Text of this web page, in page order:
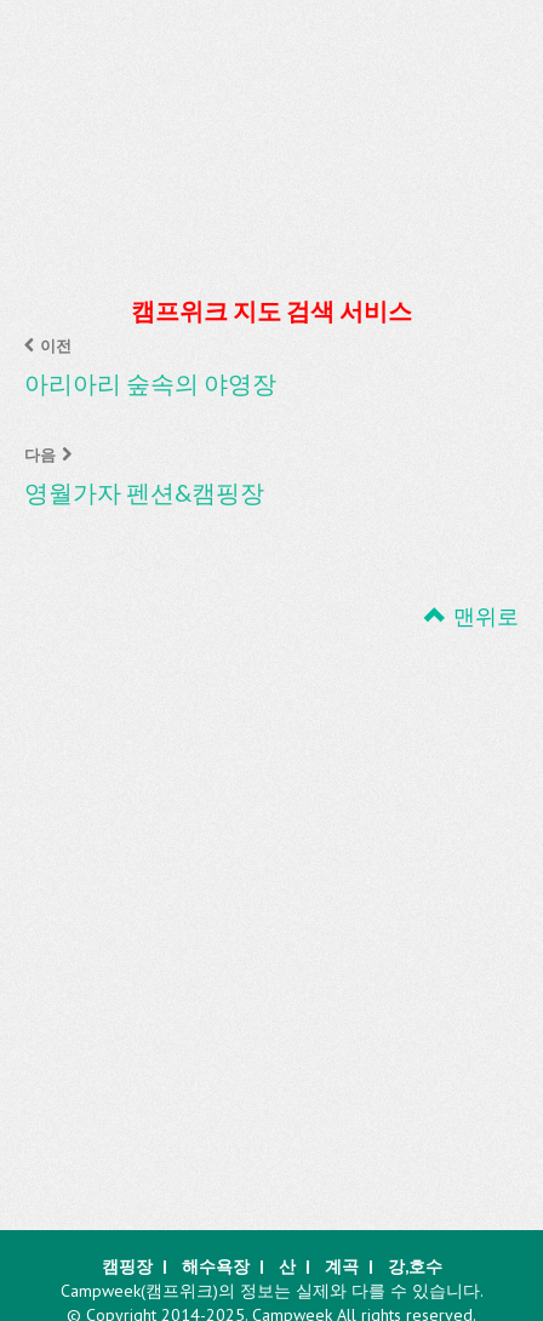
캠프위크 지도 검색 서비스
이전
아리아리 숲속의 야영장
다음
영월가자 펜션&캠핑장
맨위로
캠핑장| 해수욕장| 산| 계곡|
강,호수
Campweek(캠프위크)의 정보는 실제와 다를 수 있습니다.
© Copyright 2014-2025. Campweek All rights reserved.